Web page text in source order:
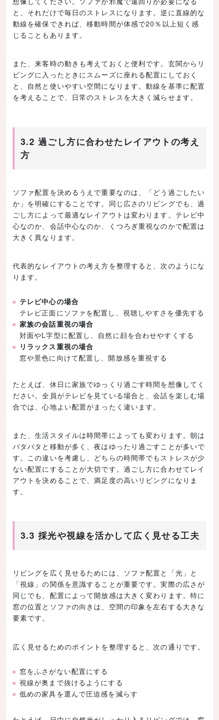
と、それだけで毎日のストレスになります。逆に直線的な
動線を確保できれば、移動時間が体感で20％以上短く感
じることもあります。
また、来客時の動きも考えておくと便利です。玄関からリ
ビングに入ったときにスムーズに座れる配置にしておく
と、自然と使いやすい空間になります。動線を基準に配置
を考えることで、日常のストレスを大きく減らせます。
3.2 過ごし方に合わせたレイアウトの考え
方
ソファ配置を決めるうえで重要なのは、「どう過ごしたい
か」を明確にすることです。同じ広さのリビングでも、過
ごし方によって最適なレイアウトは変わります。テレビ中
心なのか、会話中心なのか、くつろぎ重視なのかで配置は
大きく異なります。
代表的なレイアウトの考え方を整理すると、次のようにな
ります。
テレビ中心の場合
テレビ正面にソファを配置し、視聴しやすさを優先する
家族の会話重視の場合
対面やL字型に配置し、自然に顔を合わせやすくする
リラックス重視の場合
窓や景色に向けて配置し、開放感を重視する
たとえば、休日に家族でゆっくり過ごす時間を想像してく
ださい。全員がテレビを見ている場合と、会話を楽しむ場
合では、心地よい配置がまったく違います。
また、生活スタイルは時間帯によっても変わります。朝は
バタバタと移動が多く、夜はゆったり過ごすことが多いで
す。この違いを考慮し、どちらの時間帯でもストレスが少
ない配置にすることが大切です。過ごし方に合わせてレイ
アウトを決めることで、満足度の高いリビングになりま
す。
3.3 採光や視線を活かして広く見せる工夫
リビングを広く見せるためには、ソファ配置と「光」と
「視線」の関係を意識することが重要です。実際の広さが
同じでも、配置によって開放感は大きく変わります。特に
窓の位置とソファの向きは、空間の印象を左右する大きな
要素です。
広く見せるためのポイントを整理すると、次の通りです。
窓をふさがない配置にする
視線が奥まで抜けるようにする
低めの家具を選んで圧迫感を減らす